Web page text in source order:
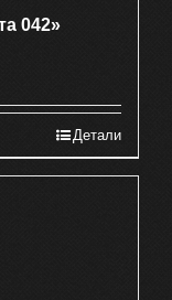
042»
Детали